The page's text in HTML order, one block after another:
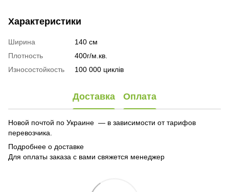
Характеристики
Ширина
140 см
Плотность
400г/м.кв.
Износостойкость
100 000 циклів
Доставка Оплата
Новой почтой по Украине — в зависимости от тарифов
перевозчика.
Подробнее о доставке
Для оплаты заказа с вами свяжется менеджер